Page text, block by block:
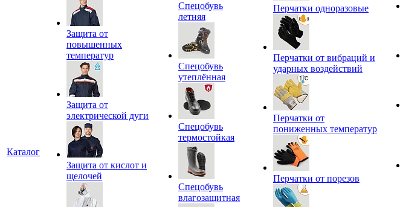
Каталог
Защита от
повышенных
температур
Защита от
электрической дуги
Защита от кислот и
щелочей
Спецобувь
летняя
Спецобувь
утеплённая
Спецобувь
термостойкая
Спецобувь
влагозащитная
Перчатки одноразовые
Перчатки от вибраций и
ударных воздействий
Перчатки от
пониженных температур
Перчатки от порезов